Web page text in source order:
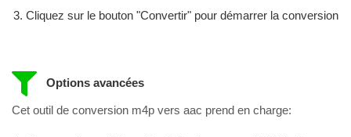
Cliquez sur le bouton "Convertir" pour démarrer la conversion
Options avancées
Cet outil de conversion m4p vers aac prend en charge: